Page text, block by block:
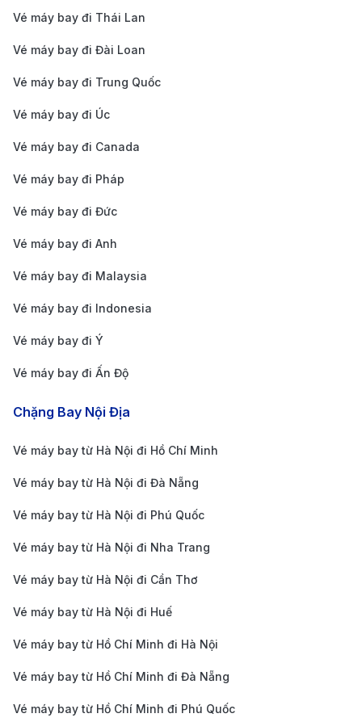
nhanh chóng tiếp cận các điểm đến chính trong
thành phố mà không phải lo lắng về tắc đường hay
chi phí cao. Các tuyến xe buýt đều có điểm đón tại
các cổng chính của nhà ga sân bay, thuận tiện cho
Tàu cao tốc (High-speed train)
tàu cao tốc tại ga sân bay Song Lưu để đến các ga
lớn của Thành Đô như Ga Nam Thành Đô và Ga
Đông Thành Đô. Giá vé khoảng 11 CNY (khoảng
các thành phố lân cận như Mianyang, Deyang và
Leshan.
Taxi: Nếu bạn muốn di chuyển nhanh chóng và
tiện lợi, taxi là lựa chọn phù hợp. Taxi có sẵn tại
bay vào trung tâm thành phố khoảng 60 đến 100
CNY (khoảng 210,000 đến 350,000 VND) cho
khoảng 20-30 phút, tùy vào tình hình giao thông.
Tùy vào nhu cầu và ngân sách, bạn có thể lựa chọn
phương tiện di chuyển phù hợp khi đến Thành Đô.
Kinh nghiệm đặt vé máy bay từ Phú
Để có được vé máy bay giá rẻ và chuyến đi suôn sẻ
kinh nghiệm sau:
Đặt vé sớm: Đặt vé trước từ 2 - 3 tháng giúp bạn
Vé máy bay đi Thái Lan
Vé máy bay đi Đài Loan
Vé máy bay đi Trung Quốc
Vé máy bay đi Úc
Vé máy bay đi Canada
Vé máy bay đi Pháp
Vé máy bay đi Đức
Vé máy bay đi Anh
Vé máy bay đi Malaysia
Vé máy bay đi Indonesia
Vé máy bay đi Ý
Vé máy bay đi Ấn Độ
Chặng Bay Nội Địa
Vé máy bay từ Hà Nội đi Hồ Chí Minh
Vé máy bay từ Hà Nội đi Đà Nẵng
Vé máy bay từ Hà Nội đi Phú Quốc
Vé máy bay từ Hà Nội đi Nha Trang
Vé máy bay từ Hà Nội đi Cần Thơ
Vé máy bay từ Hà Nội đi Huế
Vé máy bay từ Hồ Chí Minh đi Hà Nội
Vé máy bay từ Hồ Chí Minh đi Đà Nẵng
Vé máy bay từ Hồ Chí Minh đi Phú Quốc